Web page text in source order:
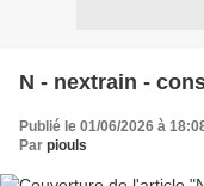
N - nextrain -
Publié le 01/06/2026 à
Par piouls